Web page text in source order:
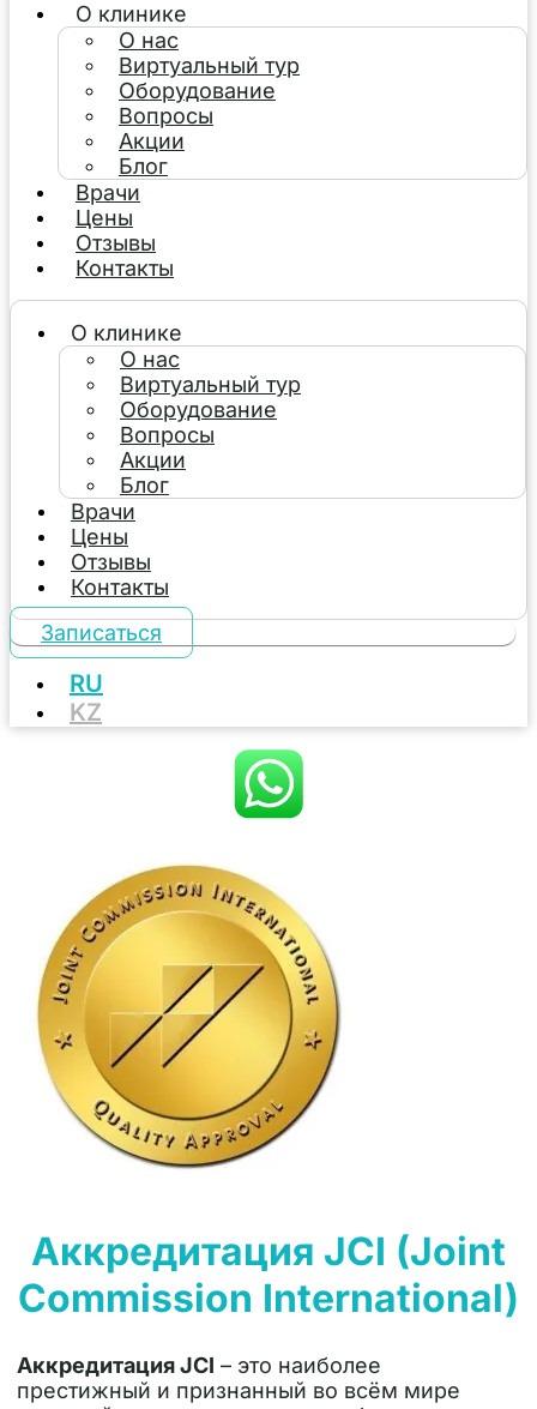
О клинике
О нас
Виртуальный тур
Оборудование
Вопросы
Акции
Блог
Врачи
Цены
Отзывы
Контакты
О клинике
О нас
Виртуальный тур
Оборудование
Вопросы
Акции
Блог
Врачи
Цены
Отзывы
Контакты
Записаться
RU
KZ
Аккредитация JCI (Joint
Commission International)
Аккредитация JCI – это наиболее
престижный и признанный во всём мире